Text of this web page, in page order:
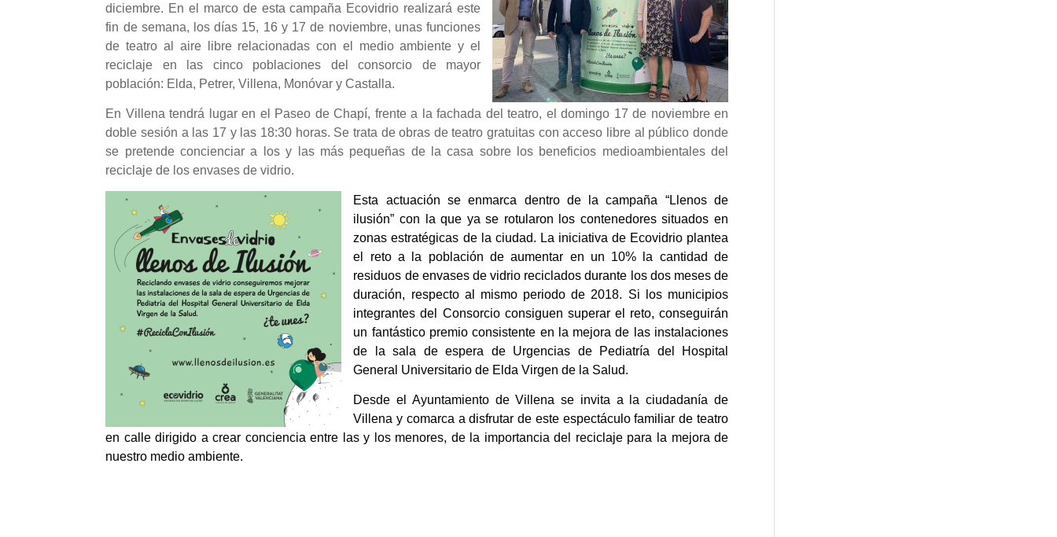
diciembre. En el marco de esta campaña Ecovidrio realizará este
fin de semana, los días 15, 16 y 17 de noviembre, unas funciones
de teatro al aire libre relacionadas con el medio ambiente y el
reciclaje en las cinco poblaciones del consorcio de mayor
población: Elda, Petrer, Villena, Monóvar y Castalla.
En Villena tendrá lugar en el Paseo de Chapí, frente a la fachada del teatro, el domingo 17 de noviembre en
doble sesión a las 17 y las 18:30 horas. Se trata de obras de teatro gratuitas con acceso libre al público donde
se pretende concienciar a los y las más pequeñas de la casa sobre los beneficios medioambientales del
reciclaje de los envases de vidrio.
Esta actuación se enmarca dentro de la campaña “Llenos de
ilusión” con la que ya se rotularon los contenedores situados en
zonas estratégicas de la ciudad. La iniciativa de Ecovidrio plantea
el reto a la población de aumentar en un 10% la cantidad de
residuos de envases de vidrio reciclados durante los dos meses de
duración, respecto al mismo periodo de 2018. Si los municipios
integrantes del Consorcio consiguen superar el reto, conseguirán
un fantástico premio consistente en la mejora de las instalaciones
de la sala de espera de Urgencias de Pediatría del Hospital
General Universitario de Elda Virgen de la Salud.
Desde el Ayuntamiento de Villena se invita a la ciudadanía de
Villena y comarca a disfrutar de este espectáculo familiar de teatro
en calle dirigido a crear conciencia entre las y los menores, de la importancia del reciclaje para la mejora de
nuestro medio ambiente.